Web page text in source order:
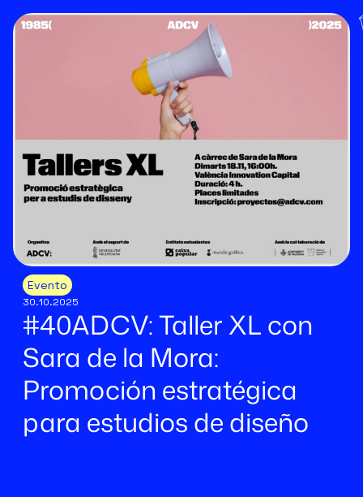
Evento
30.10.2025
#40ADCV: Taller XL con
Sara de la Mora:
Promoción estratégica
para estudios de diseño